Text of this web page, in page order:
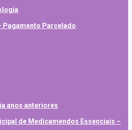
Pagamento Parcelado
anos anteriores
de Medicamendos Essenciais –